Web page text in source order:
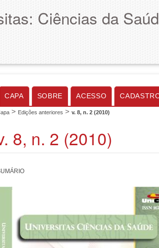
Ciências da
CAPA SOBRE ACESSO
> Edições anteriores > v. 8, n. 2 (2010)
8, n. 2 (2010)